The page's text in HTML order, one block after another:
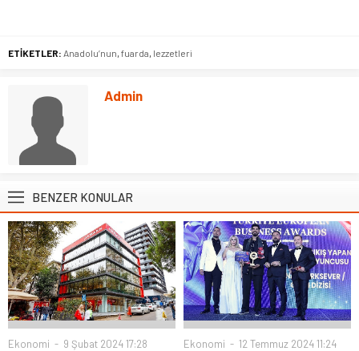
ETİKETLER: Anadolu’nun fuarda lezzetleri
Admin
BENZER KONULAR
Ekonomi 9 Şubat 2024 17:28 Ekonomi 12 Temmuz 2024 11:24